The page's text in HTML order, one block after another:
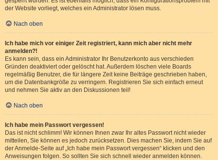
der Website vorliegt, welches ein Administrator lösen muss.
Nach oben
Ich habe mich vor einiger Zeit registriert, kann mich aber nicht mehr
anmelden?!
Es kann sein, dass ein Administrator Ihr Benutzerkonto aus verschieden
Gründen deaktiviert oder gelöscht hat. Außerdem löschen viele Boards
regelmäßig Benutzer, die für längere Zeit keine Beiträge geschrieben haben,
um die Datenbankgröße zu verringern. Registrieren Sie sich einfach erneut
und nehmen Sie aktiv an den Diskussionen teil!
Nach oben
Ich habe mein Passwort vergessen!
Das ist nicht schlimm! Wir können Ihnen zwar Ihr altes Passwort nicht wieder
mitteilen, Sie können es jedoch zurücksetzen. Dies machen Sie, indem Sie auf
der Anmelde-Seite auf „Ich habe mein Passwort vergessen“ klicken und den
Anweisungen folgen. So sollten Sie sich schnell wieder anmelden können.